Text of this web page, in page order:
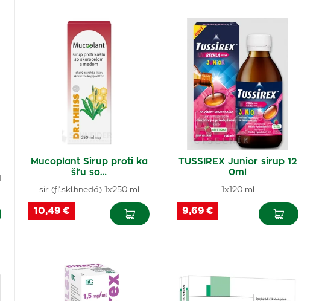
Mucoplant Sirup proti ka
šľu so…
sir (fľ.skl.hnedá) 1x250 ml
10,49 €
TUSSIREX Junior sirup 12
0ml
1x120 ml
9,69 €